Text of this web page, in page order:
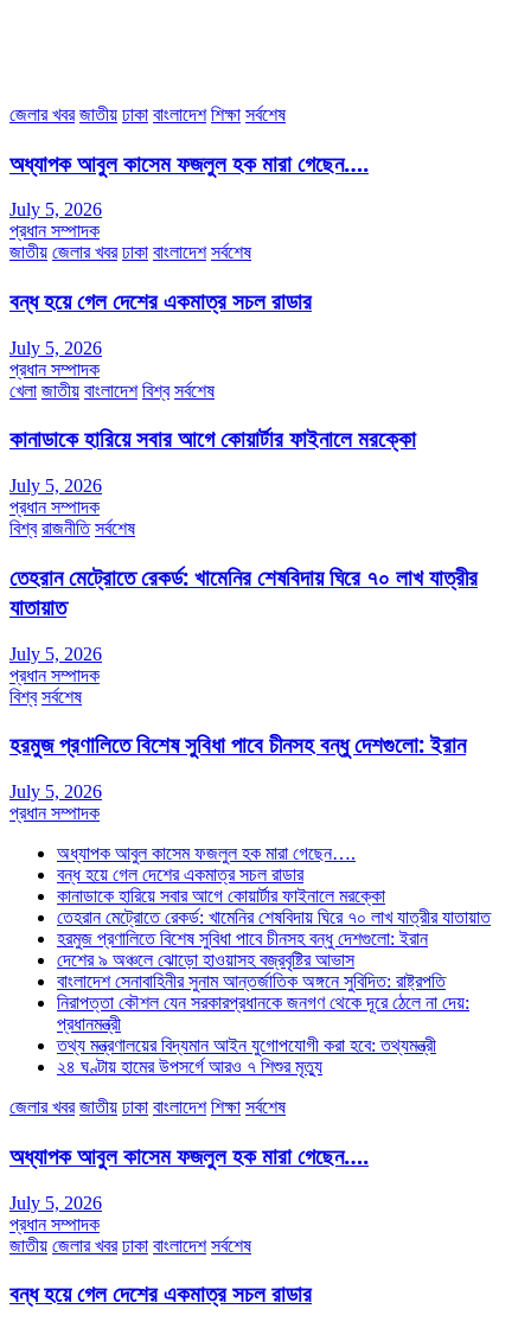
জেলার খবর জাতীয় ঢাকা বাংলাদেশ শিক্ষা সর্বশেষ
অধ্যাপক আবুল কাসেম ফজলুল হক মারা গেছেন….
July 5, 2026
প্রধান সম্পাদক
জাতীয় জেলার খবর ঢাকা বাংলাদেশ সর্বশেষ
বন্ধ হয়ে গেল দেশের একমাত্র সচল রাডার
July 5, 2026
প্রধান সম্পাদক
খেলা জাতীয় বাংলাদেশ বিশ্ব সর্বশেষ
কানাডাকে হারিয়ে সবার আগে কোয়ার্টার ফাইনালে মরক্কো
July 5, 2026
প্রধান সম্পাদক
বিশ্ব রাজনীতি সর্বশেষ
তেহরান মেট্রোতে রেকর্ড: খামেনির শেষবিদায় ঘিরে ৭০ লাখ যাত্রীর
যাতায়াত
July 5, 2026
প্রধান সম্পাদক
বিশ্ব সর্বশেষ
হরমুজ প্রণালিতে বিশেষ সুবিধা পাবে চীনসহ বন্ধু দেশগুলো: ইরান
July 5, 2026
প্রধান সম্পাদক
অধ্যাপক আবুল কাসেম ফজলুল হক মারা গেছেন….
বন্ধ হয়ে গেল দেশের একমাত্র সচল রাডার
কানাডাকে হারিয়ে সবার আগে কোয়ার্টার ফাইনালে মরক্কো
তেহরান মেট্রোতে রেকর্ড: খামেনির শেষবিদায় ঘিরে ৭০ লাখ যাত্রীর যাতায়াত
হরমুজ প্রণালিতে বিশেষ সুবিধা পাবে চীনসহ বন্ধু দেশগুলো: ইরান
দেশের ৯ অঞ্চলে ঝোড়ো হাওয়াসহ বজ্রবৃষ্টির আভাস
বাংলাদেশ সেনাবাহিনীর সুনাম আন্তর্জাতিক অঙ্গনে সুবিদিত: রাষ্ট্রপতি
নিরাপত্তা কৌশল যেন সরকারপ্রধানকে জনগণ থেকে দূরে ঠেলে না দেয়:
প্রধানমন্ত্রী
তথ্য মন্ত্রণালয়ের বিদ্যমান আইন যুগোপযোগী করা হবে: তথ্যমন্ত্রী
২৪ ঘণ্টায় হামের উপসর্গে আরও ৭ শিশুর মৃত্যু
জেলার খবর জাতীয় ঢাকা বাংলাদেশ শিক্ষা সর্বশেষ
অধ্যাপক আবুল কাসেম ফজলুল হক মারা গেছেন….
July 5, 2026
প্রধান সম্পাদক
জাতীয় জেলার খবর ঢাকা বাংলাদেশ সর্বশেষ
বন্ধ হয়ে গেল দেশের একমাত্র সচল রাডার